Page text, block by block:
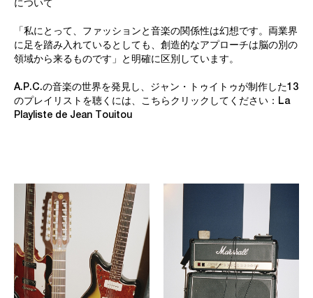
について
「私にとって、ファッションと音楽の関係性は幻想です。両業界
に足を踏み入れているとしても、創造的なアプローチは脳の別の
領域から来るものです」と明確に区別しています。
A.P.C.の音楽の世界を発見し、ジャン・トゥイトゥが制作した13
のプレイリストを聴くには、こちらクリックしてください： La
Playliste de Jean Touitou